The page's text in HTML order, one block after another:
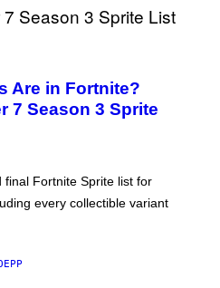
Are in Fortnite?
7 Season 3 Sprite
final Fortnite Sprite list for
every collectible variant